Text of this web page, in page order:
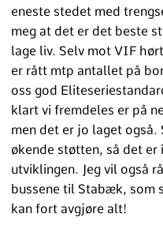
eneste stedet med
meg at det er det beste
lage liv. Selv mot VIF
er rått mtp antallet på
oss god
klart vi fremdeles er på
men det er jo laget
økende støtten, så det er
utviklingen. Jeg vil også
bussene til Stabæk, som
kan fort avgjøre alt!